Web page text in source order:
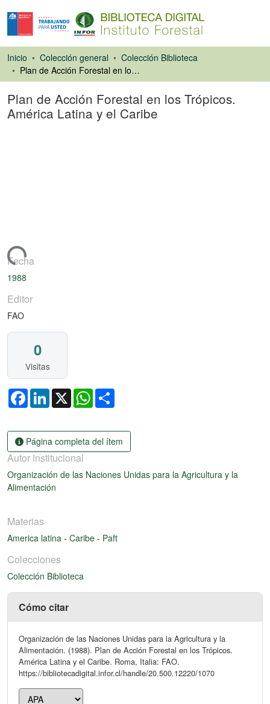
Inicio Colección general
Colección Biblioteca
Plan de Acción Forestal en los Trópicos. América Latina y el Caribe
Plan de Acción Forestal en los Trópicos.
América Latina y el Caribe
Fecha
1988
Editor
FAO
0
Visitas
FacebookLinkedIn
X WhatsApp
Página completa del ítem
Autor institucional
Organización de las Naciones Unidas para la Agricultura y la
Alimentación
Materias
America latina - Caribe - Paft
Colecciones
Colección Biblioteca
Cómo citar
Organización de las Naciones Unidas para la Agricultura y la
Alimentación. (1988). Plan de Acción Forestal en los Trópicos.
América Latina y el Caribe. Roma, Italia: FAO.
https://bibliotecadigital.infor.cl/handle/20.500.12220/1070